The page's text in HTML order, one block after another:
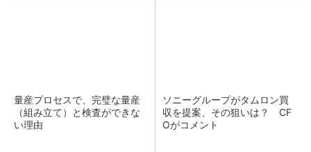
量産プロセスで、完璧な量産
（組み立て）と検査ができな
い理由
ソニーグループがタムロン買
収を提案、その狙いは？ CF
Oがコメント